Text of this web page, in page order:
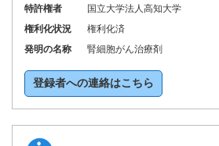
特許権者
国立大学法人高知大学
権利化状況
権利化済
発明の名称
腎細胞がん治療剤
登録者への連絡はこちら